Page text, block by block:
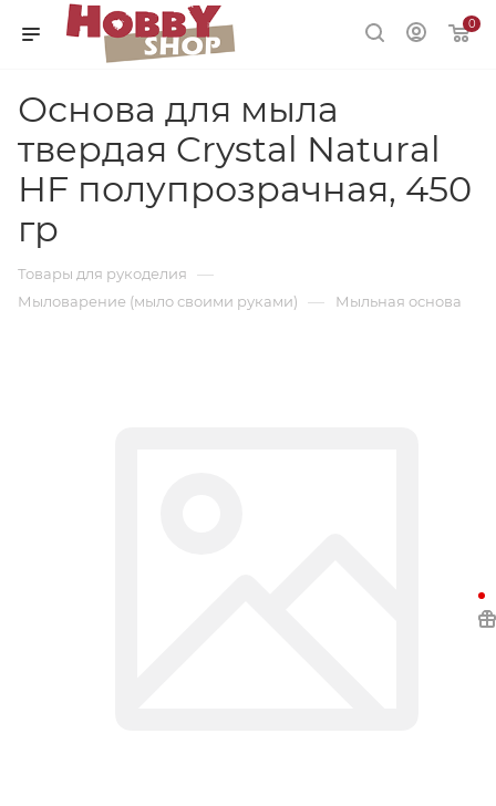
0
Основа для мыла
твердая Crystal Natural
HF полупрозрачная, 450
гр
Товары для рукоделия —
Мыловарение (мыло своими руками) — Мыльная основа